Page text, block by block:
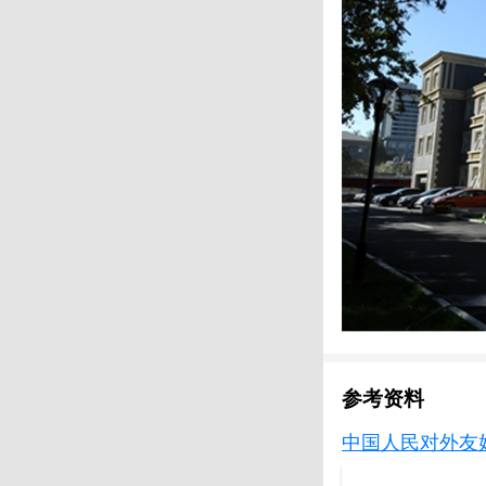
参考资料
中国人民对外友